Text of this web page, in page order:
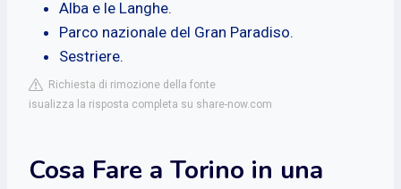
Alba e le Langhe.
Parco nazionale del Gran Paradiso.
Sestriere.
Richiesta di rimozione della fonte
isualizza la risposta completa su share-now.com
Cosa Fare a Torino in una